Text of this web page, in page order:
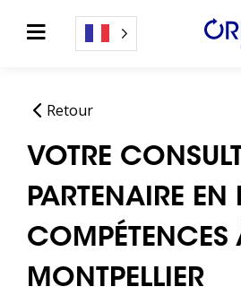
Retour
VOTRE
PARTENAIRE EN
COMPÉTENCES
MONTPELLIER